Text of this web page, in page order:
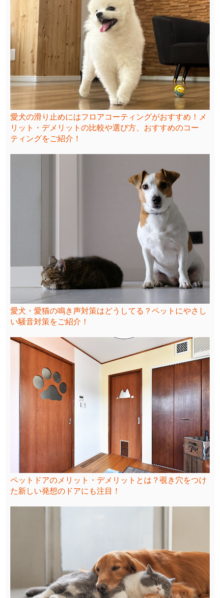
愛犬の滑り止めにはフロアコーティングがおすすめ！メ
リット・デメリットの比較や選び方、おすすめのコー
ティングをご紹介！
愛犬・愛猫の鳴き声対策はどうしてる？ペットにやさし
い騒音対策をご紹介！
ペットドアのメリット・デメリットとは？覗き穴をつけ
た新しい発想のドアにも注目！